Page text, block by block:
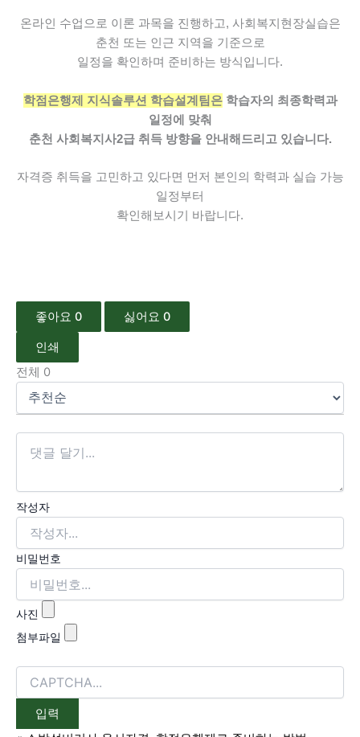
온라인 수업으로 이론 과목을 진행하고, 사회복지현장실습은
춘천 또는 인근 지역을 기준으로
일정을 확인하며 준비하는 방식입니다.
학점은행제 지식솔루션 학습설계팀은 학습자의 최종학력과
일정에 맞춰
춘천 사회복지사2급 취득 방향을 안내해드리고 있습니다.
자격증 취득을 고민하고 있다면 먼저 본인의 학력과 실습 가능
일정부터
확인해보시기 바랍니다.
좋아요 0 싫어요 0
인쇄
전체 0
작성자
비밀번호
사진
첨부파일